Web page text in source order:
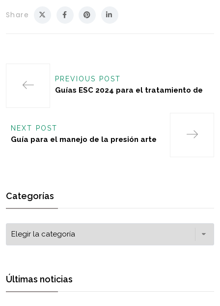
Share
PREVIOUS POST
Guías ESC 2024 para el tratamiento de
NEXT POST
Guía para el manejo de la presión arte
Categorías
Últimas noticias